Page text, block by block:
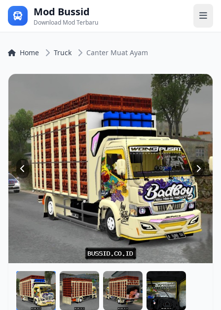
Mod Bussid
Download Mod Terbaru
Home Truck Canter Muat Ayam